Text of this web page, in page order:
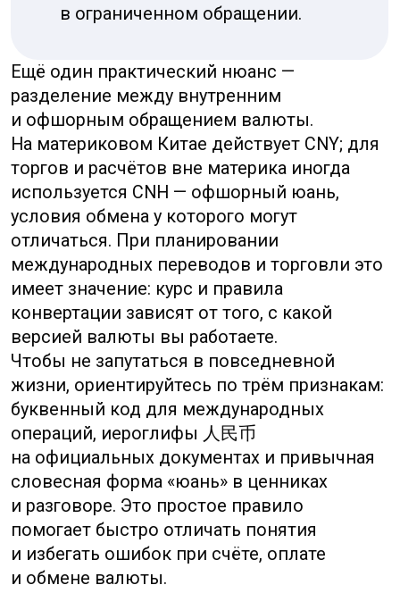
Корни обозначений китайской валюты
уходят глубоко в экономическую
действительность дореволюционного
Китая, где в обращении соседствовали
десятки местных и иностран­ных монет.
Слово, которое превратилось в нынешний
«юань», первоначально означало
«круглый», и так называли крупные
серебряные монеты, попавшие в страну
с торговых путей (их форма и вес
отличались от местных дробных средств).
Это объясняет сходство слов в китайском
и японском — оба термина восходят к идее
круглой монеты, а не к какому‑то
современному обозначению.
В XX веке политические потрясения